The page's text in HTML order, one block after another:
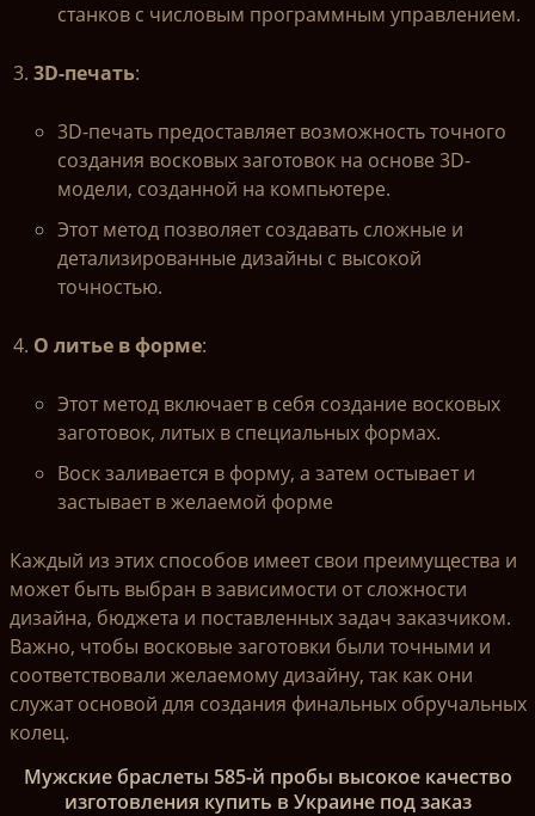
станков с числовым программным управлением.
3D-печать:
3D-печать предоставляет возможность точного
создания восковых заготовок на основе 3D-
модели, созданной на компьютере.
Этот метод позволяет создавать сложные и
детализированные дизайны с высокой
точностью.
О литьев форме:
Этот метод включает в себя создание восковых
заготовок, литых в специальных формах.
Воск заливается в форму, а затем остывает и
застывает в желаемой форме
Каждый из этих способов имеет свои преимущества и
может быть выбран в зависимости от сложности
дизайна, бюджета и поставленных задач заказчиком.
Важно, чтобы восковые заготовки были точными и
соответствовали желаемому дизайну, так как они
служат основой для создания финальных обручальных
колец.
Мужские браслеты 585-й пробы высокое качество
изготовления купить в Украине под заказ